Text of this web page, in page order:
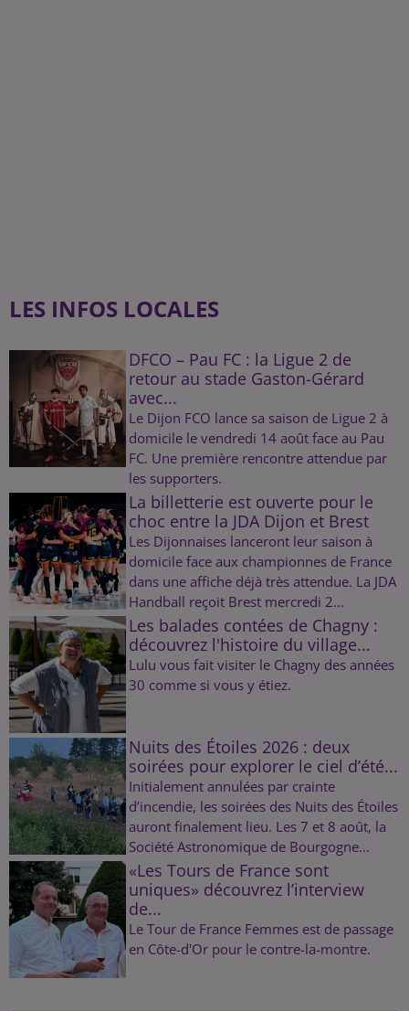
LES INFOS LOCALES
DFCO – Pau FC : la Ligue 2 de
retour au stade Gaston-Gérard
avec...
Le Dijon FCO lance sa saison de Ligue 2 à
domicile le vendredi 14 août face au Pau
FC. Une première rencontre attendue par
les supporters.
La billetterie est ouverte pour le
choc entre la JDA Dijon et Brest
Les Dijonnaises lanceront leur saison à
domicile face aux championnes de France
dans une affiche déjà très attendue. La JDA
Handball reçoit Brest mercredi 2...
Les balades contées de Chagny :
découvrez l'histoire du village...
Lulu vous fait visiter le Chagny des années
30 comme si vous y étiez.
Nuits des Étoiles 2026 : deux
soirées pour explorer le ciel d’été...
Initialement annulées par crainte
d’incendie, les soirées des Nuits des Étoiles
auront finalement lieu. Les 7 et 8 août, la
Société Astronomique de Bourgogne...
«Les Tours de France sont
uniques» découvrez l’interview
de...
Le Tour de France Femmes est de passage
en Côte-d'Or pour le contre-la-montre.